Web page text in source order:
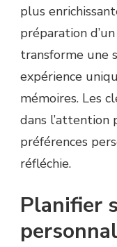
plus
préparation
transforme une
expérience
mémoires. Les
dans l’attention
préférences
réfléchie.
Planifier